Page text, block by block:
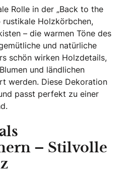
Rolle in der „Back to the
Holzkörbchen,
– die warmen Töne des
und natürliche
schön wirken Holzdetails,
und ländlichen
werden. Diese Dekoration
passt perfekt zu einer
– Stilvolle